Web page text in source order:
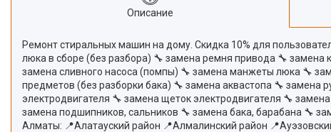
Описание
Ремонт стиральных машин на дому. Скидка 10% для
люка в сборе (без разбора) 🔧 замена ремня привода 🔧
замена сливного насоса (помпы) 🔧 замена манжеты люка 🔧
предметов (без разборки бака) 🔧 замена аквастопа 🔧 замена
электродвигателя 🔧 замена щеток электродвигателя 🔧
замена подшипников, сальников 🔧 замена бака, барабана 🔧
Алматы: 📍Алатауский район 📍Алмалинский район